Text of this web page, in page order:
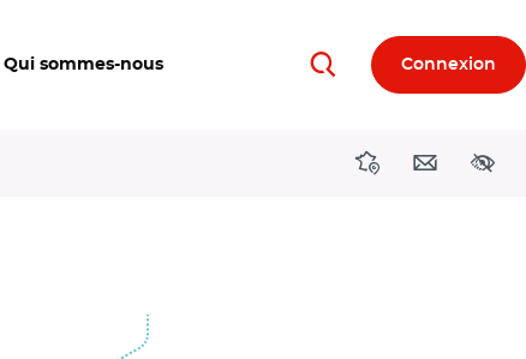
Qui sommes-nous RechercherConnexion
DirectionsContact